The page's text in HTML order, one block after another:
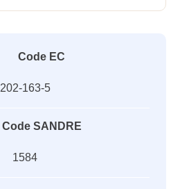
Code EC
202-163-5
Code SANDRE
1584